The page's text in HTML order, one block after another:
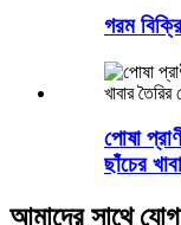
গরম
পোষা
ছাঁচের
আমাদের সাথে